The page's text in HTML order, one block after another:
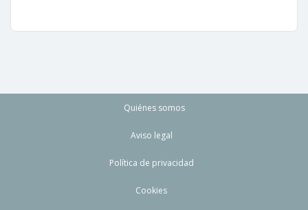
Quiénes somos
Aviso legal
Política de privacidad
Cookies